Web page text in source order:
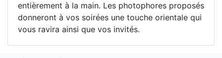
entièrement à la main. Les photophores proposés
donneront à vos soirées une touche orientale qui
vous ravira ainsi que vos invités.